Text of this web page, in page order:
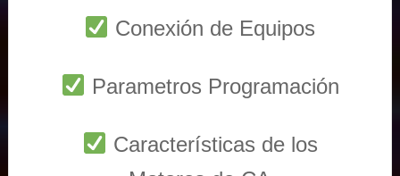
Conexión de Equipos
Parametros Programación
Características de los